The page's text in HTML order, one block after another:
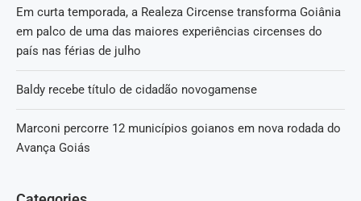
Em curta temporada, a Realeza Circense transforma Goiânia
em palco de uma das maiores experiências circenses do
país nas férias de julho
Baldy recebe título de cidadão novogamense
Marconi percorre 12 municípios goianos em nova rodada do
Avança Goiás